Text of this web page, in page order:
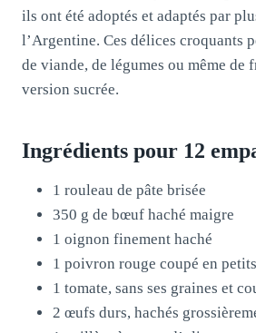
ils ont été adoptés et adaptés par
l’Argentine. Ces délices croquants
de viande, de légumes ou même de
version sucrée.
Ingrédients pour 12
1 rouleau de pâte brisée
350 g de bœuf haché maigre
1 oignon finement haché
1 poivron rouge coupé en
1 tomate, sans ses graines et
2 œufs durs, hachés